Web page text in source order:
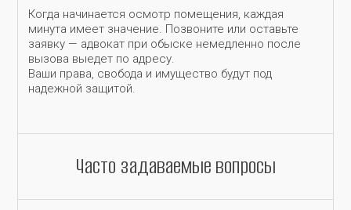
Когда начинается осмотр помещения, каждая
минута имеет значение. Позвоните или оставьте
заявку — адвокат при обыске немедленно после
вызова выедет по адресу.
Ваши права, свобода и имущество будут под
надежной защитой.
Часто задаваемые вопросы